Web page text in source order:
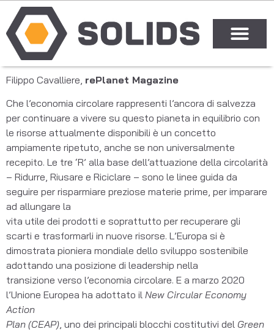
Filippo Cavalliere, rePlanet Magazine
Che l’economia circolare rappresenti l’ancora di salvezza
per continuare a vivere su questo pianeta in equilibrio con
le risorse attualmente disponibili è un concetto
ampiamente ripetuto, anche se non universalmente
recepito. Le tre ‘R’ alla base dell’attuazione della circolarità
– Ridurre, Riusare e Riciclare – sono le linee guida da
seguire per risparmiare preziose materie prime, per imparare
ad allungare la
vita utile dei prodotti e soprattutto per recuperare gli
scarti e trasformarli in nuove risorse. L’Europa si è
dimostrata pioniera mondiale dello sviluppo sostenibile
adottando una posizione di leadership nella
transizione verso l’economia circolare. E a marzo 2020
l’Unione Europea ha adottato il New Circular Economy
Action
Plan (CEAP), uno dei principali blocchi costitutivi del Green